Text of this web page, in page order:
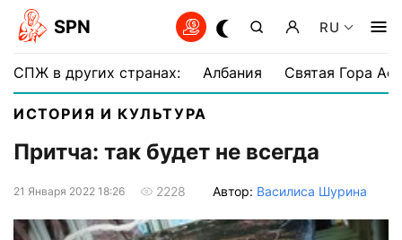
SPN RU
СПЖ в других странах: Албания Святая Гора
ИСТОРИЯ И КУЛЬТУРА
Притча: так будет не всегда
21 Января 2022 18:26 2228 Автор: Василиса Шурина